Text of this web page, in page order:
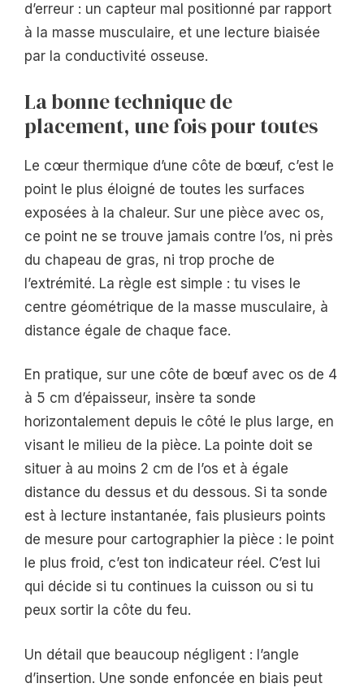
d’erreur : un capteur mal positionné par rapport
à la masse musculaire, et une lecture biaisée
par la conductivité osseuse.
La bonne technique de
placement, une fois pour toutes
Le cœur thermique d’une côte de bœuf, c’est le
point le plus éloigné de toutes les surfaces
exposées à la chaleur. Sur une pièce avec os,
ce point ne se trouve jamais contre l’os, ni près
du chapeau de gras, ni trop proche de
l’extrémité. La règle est simple : tu vises le
centre géométrique de la masse musculaire, à
distance égale de chaque face.
En pratique, sur une côte de bœuf avec os de 4
à 5 cm d’épaisseur, insère ta sonde
horizontalement depuis le côté le plus large, en
visant le milieu de la pièce. La pointe doit se
situer à au moins 2 cm de l’os et à égale
distance du dessus et du dessous. Si ta sonde
est à lecture instantanée, fais plusieurs points
de mesure pour cartographier la pièce : le point
le plus froid, c’est ton indicateur réel. C’est lui
qui décide si tu continues la cuisson ou si tu
peux sortir la côte du feu.
Un détail que beaucoup négligent : l’angle
d’insertion. Une sonde enfoncée en biais peut